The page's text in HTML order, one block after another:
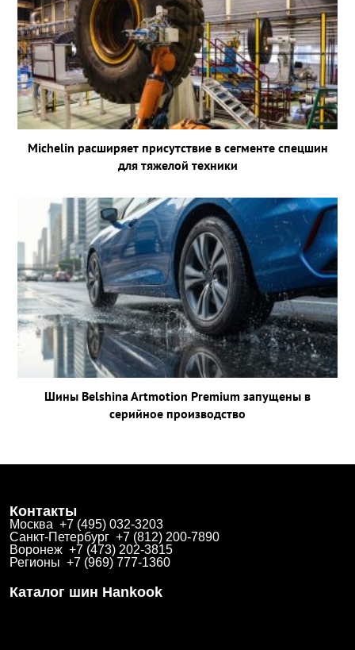
Michelin расширяет присутствие в сегменте спецшин
для тяжелой техники
Шины Belshina Artmotion Premium запущены в
серийное производство
Контакты
Москва +7 (495) 032-3203
Санкт-Петербург +7 (812) 200-7890
Воронеж +7 (473) 202-3815
Регионы +7 (969) 777-1360
Каталог шин Hankook